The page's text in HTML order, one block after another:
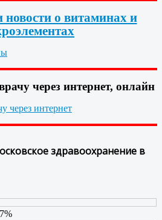
о витаминах и
через интернет, онлайн
здравоохранение в